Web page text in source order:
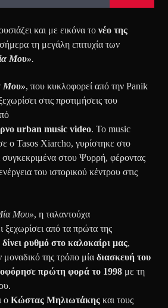
και με εικόνα τονέο της
τη μεγάλη επιτυχία των
Μου».
Μου», που κυκλοφορεί από την Panik
στις προτιμήσεις του
urban music video. Το music
ο Tasos Xiarcho, γυρίστηκε στο
συγκεκριμένα στου Ψυρρή, φέροντας
του ιστορικού κέντρου στις
Μου», η ταλαντούχα
ξεχωρίσει από τα πρώτα της
δίνει ρυθμό στο καλοκαίρι μας,
μοναδικό της τρόπο μίαδιασκευή του
πρώτη φορά το 1998 με τη
οΚώστας Μηλιωτάκης και τους